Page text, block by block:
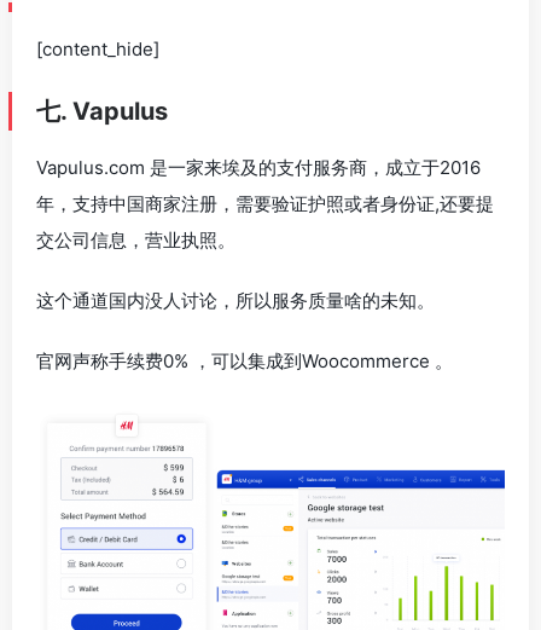
[content_hide]
七. Vapulus
Vapulus.com 是一家来埃及的支付服务商，成立于2016
年，支持中国商家注册，需要验证护照或者身份证,还要提
交公司信息，营业执照。
这个通道国内没人讨论，所以服务质量啥的未知。
官网声称手续费0% ，可以集成到Woocommerce 。